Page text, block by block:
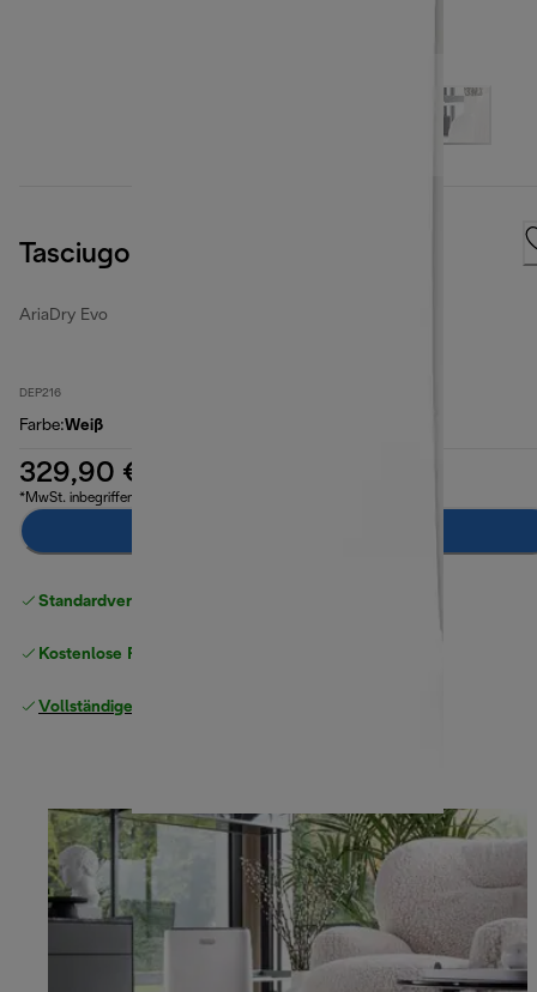
Tasciugo AriadDry Evo
AriaDry Evo
DEP216
Farbe:Weiß
329,90 €
*MwSt. inbegriffen
Standardversand kostenlos
Kostenlose Rücksendungen
Vollständige Herstellergarantie